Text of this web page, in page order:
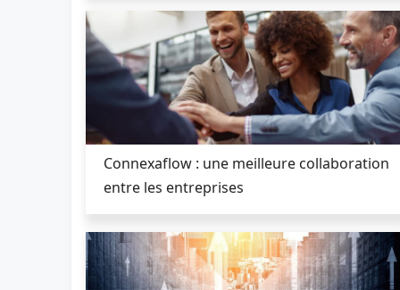
Connexaflow : une meilleure collaboration
entre les entreprises